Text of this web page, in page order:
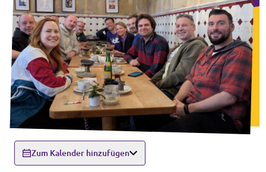
Zum Kalender hinzufügen